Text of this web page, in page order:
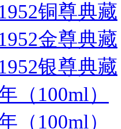
铜尊典藏
金尊典藏
银尊典藏
（100ml）
（100ml）